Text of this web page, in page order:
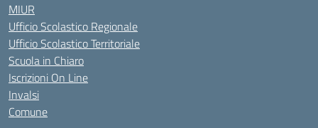
MIUR
Ufficio Scolastico Regionale
Ufficio Scolastico Territoriale
Scuola in Chiaro
Iscrizioni On Line
Invalsi
Comune